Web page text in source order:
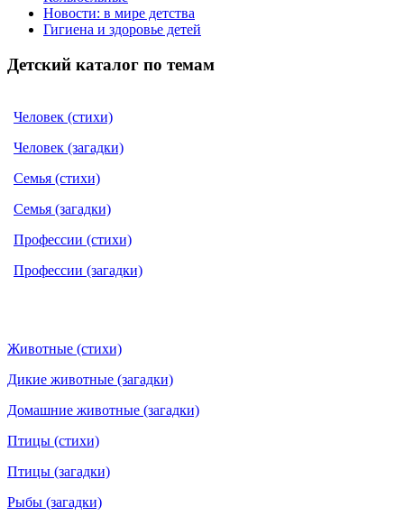
Новости: в мире детства
Гигиена и здоровье детей
Детский каталог по темам
Человек (стихи)
Человек (загадки)
Семья (стихи)
Семья (загадки)
Профессии (стихи)
Профессии (загадки)
Животные (стихи)
Дикие животные (загадки)
Домашние животные (загадки)
Птицы (стихи)
Птицы (загадки)
Рыбы (загадки)